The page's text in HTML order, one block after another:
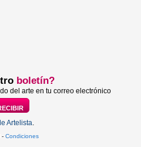
boletín?
del arte en tu correo electrónico
Artelista.
- Condiciones